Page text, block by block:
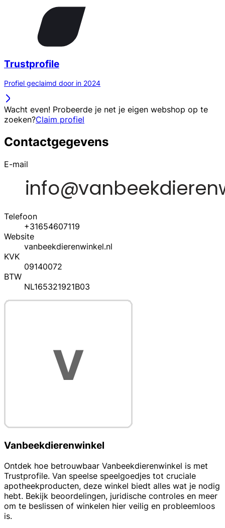
Trustprofile
Profiel geclaimd door in 2024
Wacht even! Probeerde je net je eigen webshop op te
zoeken?Claim profiel
Contactgegevens
E-mail
Telefoon
+31654607119
Website
vanbeekdierenwinkel.nl
KVK
09140072
BTW
NL165321921B03
Vanbeekdierenwinkel
Ontdek hoe betrouwbaar Vanbeekdierenwinkel is met
Trustprofile. Van speelse speelgoedjes tot cruciale
apotheekproducten, deze winkel biedt alles wat je nodig
hebt. Bekijk beoordelingen, juridische controles en meer
om te beslissen of winkelen hier veilig en probleemloos
is.